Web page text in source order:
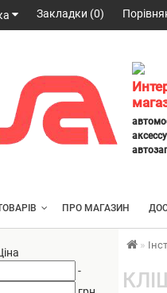
Закладки (0)
ПРО МАГАЗИН
-